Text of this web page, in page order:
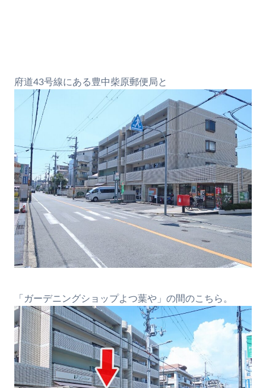
府道43号線にある豊中柴原郵便局と
「ガーデニングショップよつ葉や」の間のこちら。